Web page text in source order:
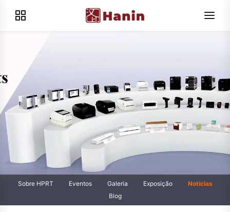
Sobre HPRT Eventos Galeria Exposição
Notícias
Blog